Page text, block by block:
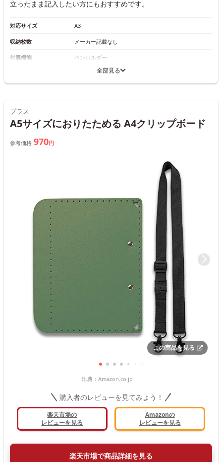
立ったまま記入したい方にもおすすめです。
対応サイズ A3
収納枚数 メーカー記載なし
付属機能 ペンホルダー
全部見る
プラス
A5サイズにおりたためる A4クリップボード
参考価格 970円
この商品を見る
出典： Amazon.co.jp
購入者のレビューを見てみよう！
楽天市場の
レビューを見る
Amazonの
レビューを見る
楽天市場で商品詳細を見る